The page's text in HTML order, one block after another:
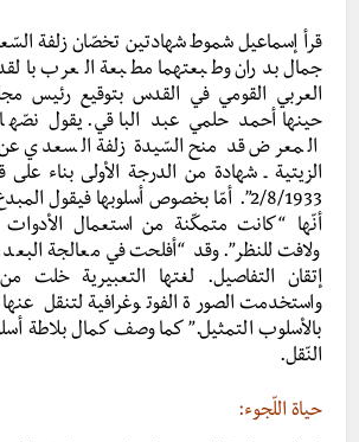
قرأ إسماعيل شموط شهادتين تخصّان زلفة
جمال بدران وطبعتهما مطبعة العرب
العربي القومي في القدس بتوقيع رئيس
حينها أحمد حلمي عبد الباقي. يقول
المعرض قد منح السّيدة زلفة السعدي عن
الزيتية ـ شهادة من الدرجة الأولى بناء على
2/8/1933”. أمّا بخصوص أسلوبها فيقول
أنّها “كانت متمكّنة من استعمال
ولافت للنظر”. وقد “أفلحت في معالجة
إتقان التفاصيل. لغتها التعبيرية خلت
واستخدمت الصورة الفوتوغرافية لتنقل
بالأسلوب التمثيل.” كما وصف كمال بلاطة
النّقل.
حياة اللّجوء: